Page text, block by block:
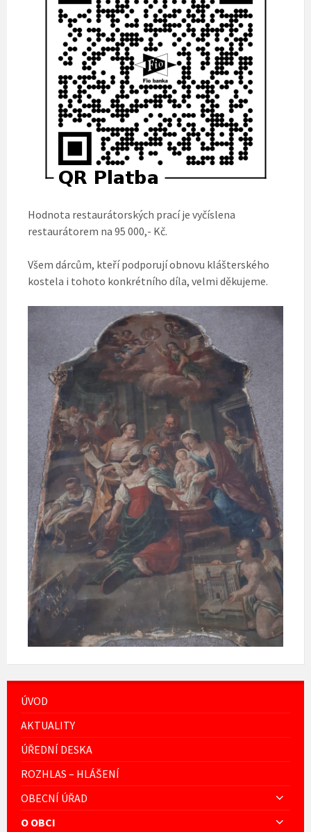
Hodnota restaurátorských prací je vyčíslena
restaurátorem na 95 000,- Kč.
Všem dárcům, kteří podporují obnovu klášterského
kostela i tohoto konkrétního díla, velmi děkujeme.
ÚVOD
AKTUALITY
ÚŘEDNÍ DESKA
ROZHLAS – HLÁŠENÍ
OBECNÍ ÚŘAD
O OBCI